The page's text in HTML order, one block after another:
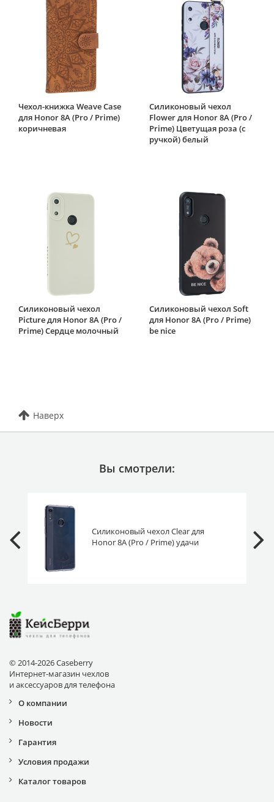
Чехол-книжка Weave Case
для Honor 8A (Pro / Prime)
коричневая
Силиконовый чехол
Flower для Honor 8A (Pro /
Prime) Цветущая роза (с
ручкой) белый
Силиконовый чехол
Picture для Honor 8A (Pro /
Prime) Сердце молочный
Силиконовый чехол Soft
для Honor 8A (Pro / Prime)
be nice
Наверх
Вы смотрели:
Силиконовый чехол Clear для
Honor 8A (Pro / Prime) удачи
© 2014-2026 Caseberry
Интернет-магазин чехлов
и аксессуаров для телефона
О компании
Новости
Гарантия
Условия продажи
Каталог товаров